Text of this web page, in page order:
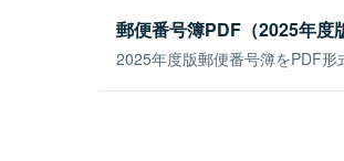
郵便番号簿PDF（2025年度
2025年度版郵便番号簿をPDF形